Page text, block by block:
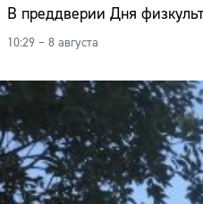
В преддверии Дня
10:29 – 8 августа